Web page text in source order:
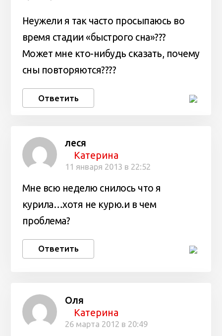
Неужели я так часто просыпаюсь во
время стадии «быстрого сна»???
Может мне кто-нибудь сказать, почему
сны повторяются????
Ответить
леся
Катерина
11 января 2013 в 22:52
Мне всю неделю снилось что я
курила…хотя не курю.и в чем
проблема?
Ответить
Оля
Катерина
26 марта 2012 в 20:49